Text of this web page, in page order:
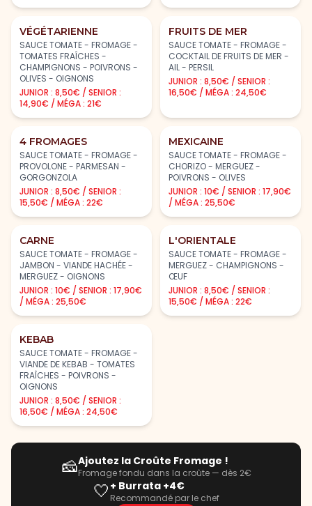
VÉGÉTARIENNE
SAUCE TOMATE - FROMAGE -
TOMATES FRAÎCHES -
CHAMPIGNONS - POIVRONS -
OLIVES - OIGNONS
JUNIOR : 8,50€ / SENIOR :
14,90€ / MÉGA : 21€
FRUITS DE MER
SAUCE TOMATE - FROMAGE -
COCKTAIL DE FRUITS DE MER -
AIL - PERSIL
JUNIOR : 8,50€ / SENIOR :
16,50€ / MÉGA : 24,50€
4 FROMAGES
SAUCE TOMATE - FROMAGE -
PROVOLONE - PARMESAN -
GORGONZOLA
JUNIOR : 8,50€ / SENIOR :
15,50€ / MÉGA : 22€
MEXICAINE
SAUCE TOMATE - FROMAGE -
CHORIZO - MERGUEZ -
POIVRONS - OLIVES
JUNIOR : 10€ / SENIOR : 17,90€
/ MÉGA : 25,50€
CARNE
SAUCE TOMATE - FROMAGE -
JAMBON - VIANDE HACHÉE -
MERGUEZ - OIGNONS
JUNIOR : 10€ / SENIOR : 17,90€
/ MÉGA : 25,50€
L'ORIENTALE
SAUCE TOMATE - FROMAGE -
MERGUEZ - CHAMPIGNONS -
ŒUF
JUNIOR : 8,50€ / SENIOR :
15,50€ / MÉGA : 22€
KEBAB
SAUCE TOMATE - FROMAGE -
VIANDE DE KEBAB - TOMATES
FRAÎCHES - POIVRONS -
OIGNONS
JUNIOR : 8,50€ / SENIOR :
16,50€ / MÉGA : 24,50€
🧀Ajoutez la Croûte Fromage !
Fromage fondu dans la croûte — dès 2€
🤍 + Burrata +4€
Recommandé par le chef